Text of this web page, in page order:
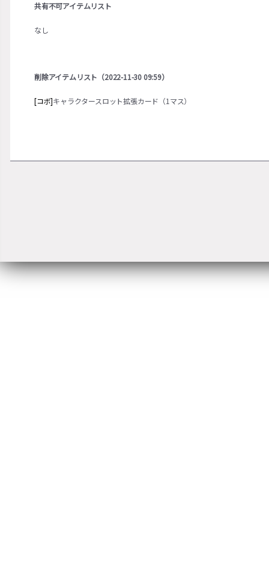
共有不可アイテムリスト
なし
削除アイテムリスト（2022-11-30 09:59）
[コボ]キャラクタースロット拡張カード（1マス）